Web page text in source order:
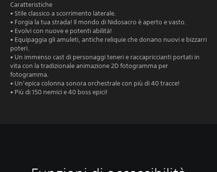
Caratteristiche
• Stile classico a scorrimento laterale.
• Forgia la tua strada! Il mondo di Nidosacro è aperto e vasto.
• Evolvi con nuove e potenti abilità!
• Equipaggia gli amuleti, antiche reliquie che donano nuovi e bizzarri
poteri.
• Un immenso cast di personaggi teneri e raccapriccianti portati in
vita con la tradizionale animazione 2D fotogramma per
fotogramma.
• Un’epica colonna sonora orchestrale con più di 40 tracce!
• Più di 150 nemici e 40 boss epici!